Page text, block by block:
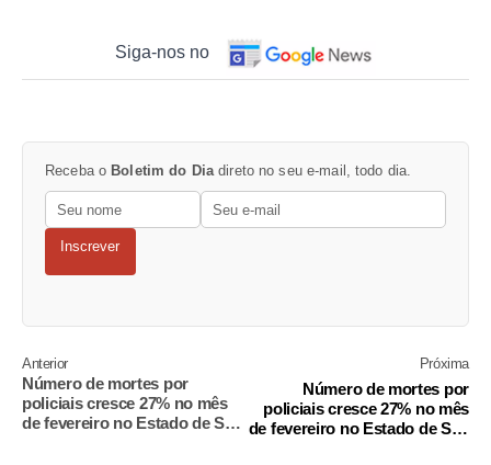
Siga-nos no
Receba o Boletim do Dia direto no seu e-mail, todo dia.
Inscrever
Anterior
Número de mortes por
policiais cresce 27% no mês
de fevereiro no Estado de São
Próxima
Número de mortes por
policiais cresce 27% no mês
de fevereiro no Estado de São